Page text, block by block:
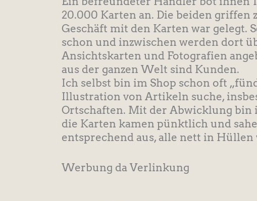
20.000 Karten an. Die beiden griffen
Geschäft mit den Karten war gelegt.
schon und inzwischen werden dort
Ansichtskarten und Fotografien
aus der ganzen Welt sind Kunden.
Ich selbst bin im Shop schon oft
Illustration von Artikeln suche,
Ortschaften. Mit der Abwicklung bin
die Karten kamen pünktlich und
entsprechend aus, alle nett in Hüllen
Werbung da Verlinkung